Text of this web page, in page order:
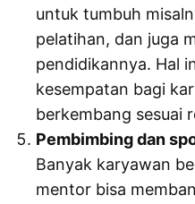
untuk tumbuh
pelatihan, dan juga
pendidikannya. Hal
kesempatan bagi
berkembang sesuai
Pembimbing dan
Banyak karyawan
mentor bisa